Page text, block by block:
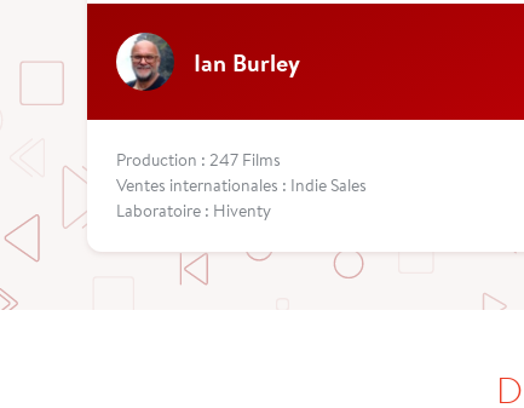
Ian Burley
Production : 247 Films
Ventes internationales : Indie Sales
Laboratoire : Hiventy